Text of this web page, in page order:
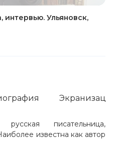
Ульяновск,
писательница,
известна как автор